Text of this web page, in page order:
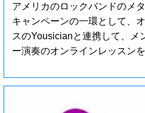
アメリカのロックバンドのメ
キャンペーンの一環として、
スのYousicianと連携して、メ
ー演奏のオンラインレッスン